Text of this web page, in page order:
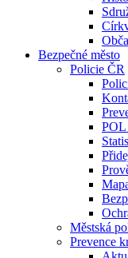
Bezpečné město
Policie ČR
Městská
Prevence